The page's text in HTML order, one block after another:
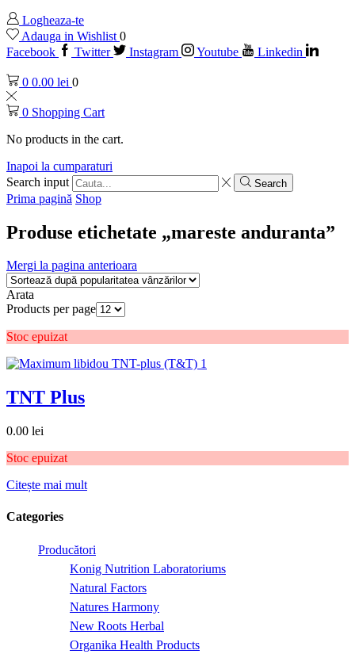
Logheaza-te
Adauga in Wishlist 0
Facebook
Twitter Instagram Youtube Linkedin
0 0.00 lei 0
0 Shopping Cart
No products in the cart.
Inapoi la cumparaturi
Search input
Search
Prima pagină Shop
Produse etichetate „mareste anduranta”
Mergi la pagina anterioara
Arata
Products per page
Stoc epuizat
TNT Plus
0.00 lei
Stoc epuizat
Citește mai mult
Categories
Producători
Konig Nutrition Laboratoriums
Natural Factors
Natures Harmony
New Roots Herbal
Organika Health Products